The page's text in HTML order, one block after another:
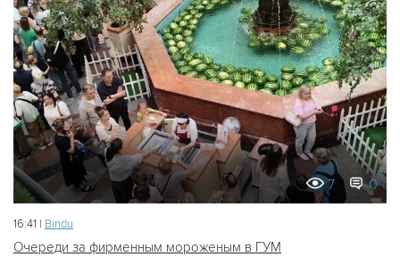
7 0
16:41 | Bindu
Очереди за фирменным мороженым в ГУМ